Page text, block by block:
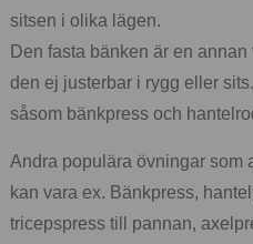
sitsen i olika lägen.
Den fasta bänken är en
den ej justerbar i rygg eller
såsom bänkpress och
Andra populära övningar som
kan vara ex. Bänkpress,
tricepspress till pannan,